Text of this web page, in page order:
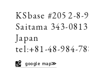
KSbase #205 2-8-
Saitama 343-0813
Japan
tel:+81-48-984-
google map≫